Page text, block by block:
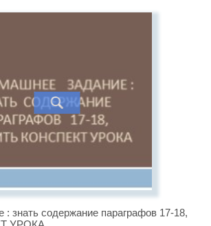
знать содержание параграфов 17-18,